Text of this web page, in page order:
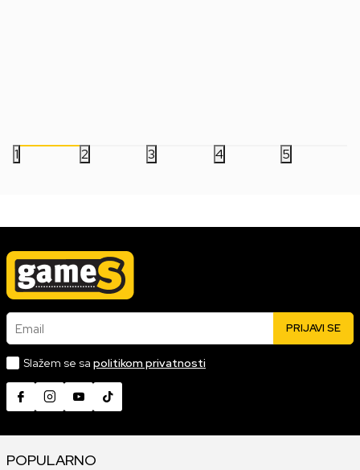
1 2 3 4 5
Email PRIJAVI SE
Slažem se sa politikom privatnosti
POPULARNO